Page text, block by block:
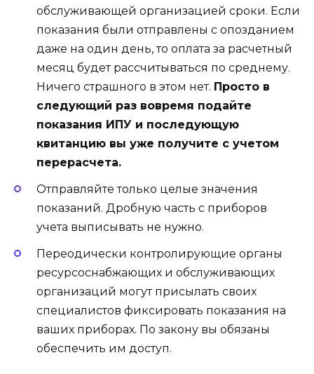
обслуживающей организацией сроки. Если
показания были отправлены с опозданием
даже на один день, то оплата за расчетный
месяц будет рассчитываться по среднему.
Ничего страшного в этом нет. Просто в
следующий раз вовремя подайте
показания ИПУ и последующую
квитанцию вы уже получите с учетом
перерасчета.
Отправляйте только целые значения
показаний. Дробную часть с приборов
учета выписывать не нужно.
Переодически контролирующие органы
ресурсоснабжающих и обслуживающих
организаций могут присылать своих
специалистов фиксировать показания на
ваших приборах. По закону вы обязаны
обеспечить им доступ.